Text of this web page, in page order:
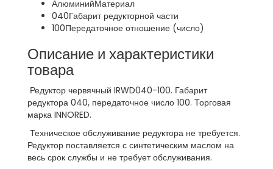
АлюминийМатериал
040Габарит редукторной части
100Передаточное отношение (число)
Описание и характеристики
товара
Редуктор червячный IRWD040-100. Габарит
редуктора 040, передаточное число 100. Торговая
марка INNORED.
Техническое обслуживание редуктора не требуется.
Редуктор поставляется с синтетическим маслом на
весь срок службы и не требует обслуживания.